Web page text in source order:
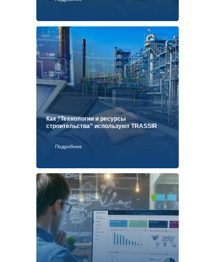
Как “Технологии и ресурсы
строительства” используют TRASSIR
Подробнее